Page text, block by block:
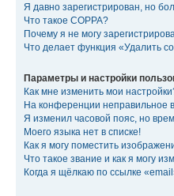
Я давно зарегистрирован, но
Что такое COPPA?
Почему я не могу
Что делает функция «Удалить
Параметры и настройки
Как мне изменить мои
На конференции неправильное
Я изменил часовой пояс, но
Моего языка нет в списке!
Как я могу поместить
Что такое звание и как я могу
Когда я щёлкаю по ссылке